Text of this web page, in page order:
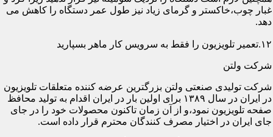
غبار چوب،خاکستر و گرمای زیاد نیز طول عمر دستگاه را کاهش می
دهد.
۱۲.تعمیر تلویزیون را فقط به سرویس کار ماهر بسپارید
شرکت ولتن
شرکت تولیدی صنعتی ولتن بزرگترین عرضه کننده متعلقات تلویزیون
در ایران در سال ۱۳۸۹ برای اولین بار در ایران اقدام به تولید محافظ
صفحه تلویزیون نمود،و از آن زمان تاکنون محصولات خود را در جای
جای ایران در اختیار مصرف کنندگان محترم قرار داده است.